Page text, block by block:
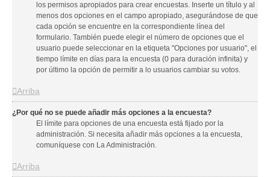
los permisos apropiados para crear encuestas. Inserte un título y al
menos dos opciones en el campo apropiado, asegurándose de que
cada opción se encuentre en la correspondiente línea del
formulario. También puede elegir el número de opciones que el
usuario puede seleccionar en la etiqueta "Opciones por usuario", el
tiempo límite en días para la encuesta (0 para duración infinita) y
por último la opción de permitir a lo usuarios cambiar su votos.
Arriba
¿Por qué no se puede añadir más opciones a la encuesta?
El límite para opciones de una encuesta está fijado por la
administración. Si necesita añadir más opciones a la encuesta,
comuníquese con La Administración.
Arriba